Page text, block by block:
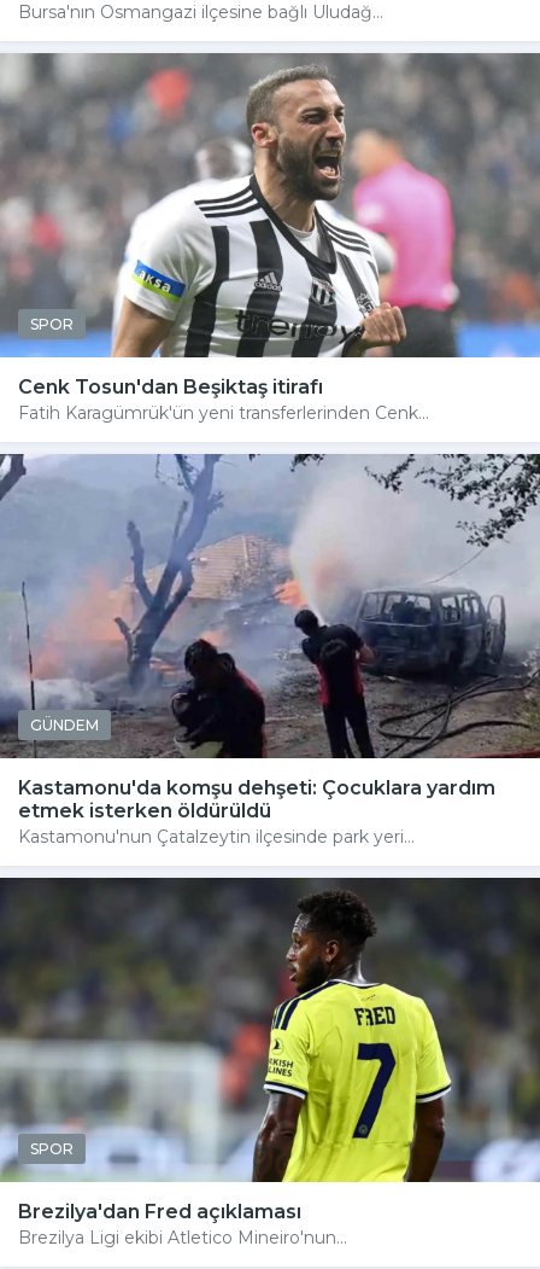
Bursa'nın Osmangazi ilçesine bağlı Uludağ...
SPOR
Cenk Tosun'dan Beşiktaş itirafı
Fatih Karagümrük'ün yeni transferlerinden Cenk...
GÜNDEM
Kastamonu'da komşu dehşeti: Çocuklara yardım
etmek isterken öldürüldü
Kastamonu'nun Çatalzeytin ilçesinde park yeri...
SPOR
Brezilya'dan Fred açıklaması
Brezilya Ligi ekibi Atletico Mineiro'nun...